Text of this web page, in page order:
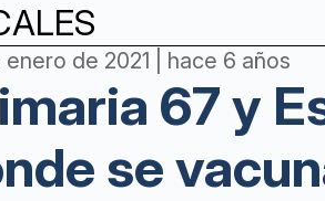
enero de 2021 | hace 6 años
67 y
se